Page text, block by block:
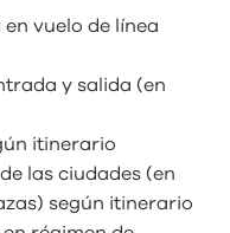
vuelo de línea
y salida (en
itinerario
las ciudades (en
según itinerario